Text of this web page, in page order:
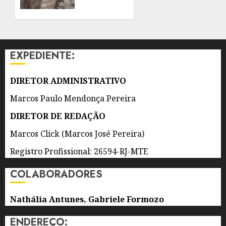
FORTES
AGOSTO
GONÇALO
6 DE
DE 2026
EXPEDIENTE:
DIRETOR ADMINISTRATIVO
Marcos Paulo Mendonça Pereira
DIRETOR DE REDAÇÃO
Marcos Click (Marcos José Pereira)
Registro Profissional: 26594-RJ-MTE
COLABORADORES
Nathália Antunes, Gabriele Formozo
ENDEREÇO: